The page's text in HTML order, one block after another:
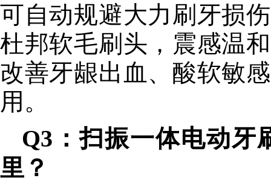
可自动规避大力刷牙损
杜邦软毛刷头，震感温
改善牙龈出血、酸软敏
用。
Q3：扫振一体电动牙
里？